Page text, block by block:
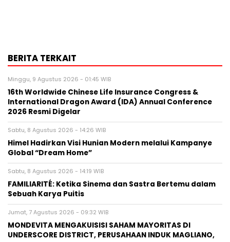
BERITA TERKAIT
Minggu, 9 Agustus 2026 - 01:45 WIB
16th Worldwide Chinese Life Insurance Congress &
International Dragon Award (IDA) Annual Conference
2026 Resmi Digelar
Sabtu, 8 Agustus 2026 - 14:26 WIB
Himel Hadirkan Visi Hunian Modern melalui Kampanye
Global “Dream Home”
Sabtu, 8 Agustus 2026 - 14:19 WIB
FAMILIARITÉ: Ketika Sinema dan Sastra Bertemu dalam
Sebuah Karya Puitis
Jumat, 7 Agustus 2026 - 09:32 WIB
MONDEVITA MENGAKUISISI SAHAM MAYORITAS DI
UNDERSCORE DISTRICT, PERUSAHAAN INDUK MAGLIANO,